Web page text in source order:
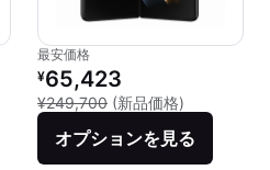
の比較：¥129,888
最安価格
リファービッシュ品の価格：
¥65,423
¥249,700 (新品価格)
オプションを見る